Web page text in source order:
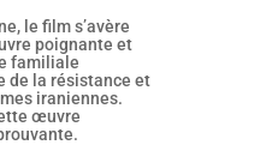
le film s’avère
poignante et
familiale
de la résistance et
iraniennes.
œuvre